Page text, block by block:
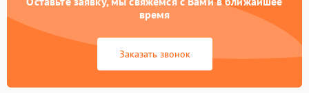
время
Заказать звонок